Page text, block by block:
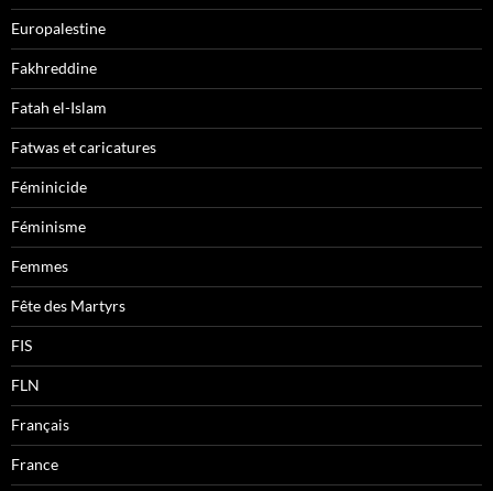
Europalestine
Fakhreddine
Fatah el-Islam
Fatwas et caricatures
Féminicide
Féminisme
Femmes
Fête des Martyrs
FIS
FLN
Français
France